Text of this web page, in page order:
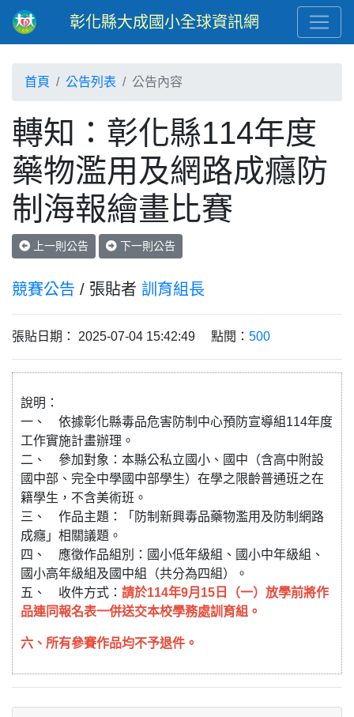
彰化縣大成國小全球資訊網
首頁 公告列表 公告內容
轉知：彰化縣114年度
藥物濫用及網路成癮防
制海報繪畫比賽
上一則公告 下一則公告
競賽公告 / 張貼者 訓育組長
張貼日期： 2025-07-04 15:42:49 點閱： 500
說明：
一、 依據彰化縣毒品危害防制中心預防宣導組114年度
工作實施計畫辦理。
二、 參加對象：本縣公私立國小、國中（含高中附設
國中部、完全中學國中部學生）在學之限齡普通班之在
籍學生，不含美術班。
三、 作品主題：「防制新興毒品藥物濫用及防制網路
成癮」相關議題。
四、 應徵作品組別：國小低年級組、國小中年級組、
國小高年級組及國中組（共分為四組）。
五、 收件方式： 請於114年9月15日（一）放學前將作
品連同報名表一併送交本校學務處訓育組。
六、所有參賽作品均不予退件。